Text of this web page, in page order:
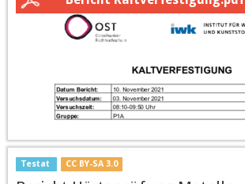
Testat CC BY-SA 3.0